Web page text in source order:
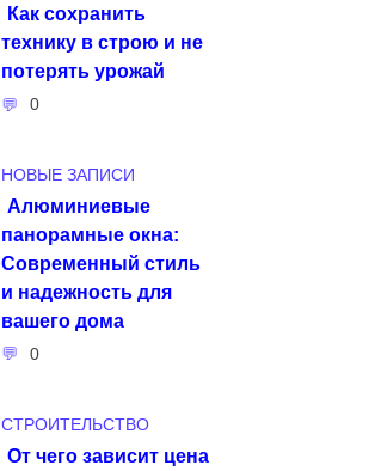
Как сохранить
технику в строю и не
потерять урожай
0
НОВЫЕ ЗАПИСИ
Алюминиевые
панорамные окна:
Современный стиль
и надежность для
вашего дома
0
СТРОИТЕЛЬСТВО
От чего зависит цена